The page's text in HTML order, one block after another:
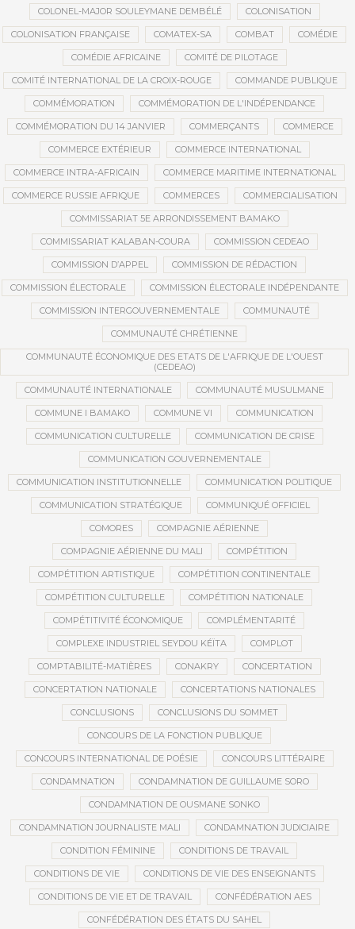
COLONEL-MAJOR SOULEYMANE DEMBÉLÉ COLONISATION
COLONISATION FRANÇAISE COMATEX-SA COMBAT COMÉDIE
COMÉDIE AFRICAINE COMITÉ DE PILOTAGE
COMITÉ INTERNATIONAL DE LA CROIX-ROUGE COMMANDE PUBLIQUE
COMMÉMORATION COMMÉMORATION DE L'INDÉPENDANCE
COMMÉMORATION DU 14 JANVIER COMMERÇANTS COMMERCE
COMMERCE EXTÉRIEUR COMMERCE INTERNATIONAL
COMMERCE INTRA-AFRICAIN COMMERCE MARITIME INTERNATIONAL
COMMERCE RUSSIE AFRIQUE COMMERCES COMMERCIALISATION
COMMISSARIAT 5E ARRONDISSEMENT BAMAKO
COMMISSARIAT KALABAN-COURA COMMISSION CEDEAO
COMMISSION D’APPEL COMMISSION DE RÉDACTION
COMMISSION ÉLECTORALE COMMISSION ÉLECTORALE INDÉPENDANTE
COMMISSION INTERGOUVERNEMENTALE COMMUNAUTÉ
COMMUNAUTÉ CHRÉTIENNE
COMMUNAUTÉ ÉCONOMIQUE DES ETATS DE L'AFRIQUE DE L'OUEST
(CEDEAO)
COMMUNAUTÉ INTERNATIONALE COMMUNAUTÉ MUSULMANE
COMMUNE I BAMAKO COMMUNE VI COMMUNICATION
COMMUNICATION CULTURELLE COMMUNICATION DE CRISE
COMMUNICATION GOUVERNEMENTALE
COMMUNICATION INSTITUTIONNELLE COMMUNICATION POLITIQUE
COMMUNICATION STRATÉGIQUE COMMUNIQUÉ OFFICIEL
COMORES COMPAGNIE AÉRIENNE
COMPAGNIE AÉRIENNE DU MALI COMPÉTITION
COMPÉTITION ARTISTIQUE COMPÉTITION CONTINENTALE
COMPÉTITION CULTURELLE COMPÉTITION NATIONALE
COMPÉTITIVITÉ ÉCONOMIQUE COMPLÉMENTARITÉ
COMPLEXE INDUSTRIEL SEYDOU KÉÏTA COMPLOT
COMPTABILITÉ-MATIÈRES CONAKRY CONCERTATION
CONCERTATION NATIONALE CONCERTATIONS NATIONALES
CONCLUSIONS CONCLUSIONS DU SOMMET
CONCOURS DE LA FONCTION PUBLIQUE
CONCOURS INTERNATIONAL DE POÉSIE CONCOURS LITTÉRAIRE
CONDAMNATION CONDAMNATION DE GUILLAUME SORO
CONDAMNATION DE OUSMANE SONKO
CONDAMNATION JOURNALISTE MALI CONDAMNATION JUDICIAIRE
CONDITION FÉMININE CONDITIONS DE TRAVAIL
CONDITIONS DE VIE CONDITIONS DE VIE DES ENSEIGNANTS
CONDITIONS DE VIE ET DE TRAVAIL CONFÉDÉRATION AES
CONFÉDÉRATION DES ÉTATS DU SAHEL